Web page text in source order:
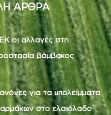
ΑΡΘΡΑ
οι αλλαγές στη
βάμβακος
για τα υπολείμματα
στο ελαιόλαδο